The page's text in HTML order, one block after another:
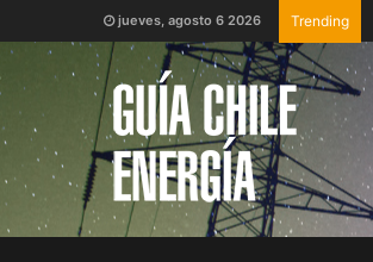
jueves, agosto 6 2026 Trending